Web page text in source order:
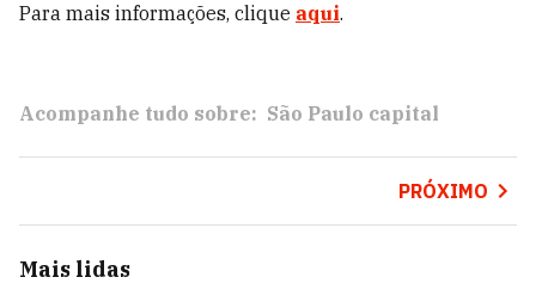
Para mais informações, clique aqui.
Acompanhe tudo sobre: São Paulo capital
PRÓXIMO
Mais lidas